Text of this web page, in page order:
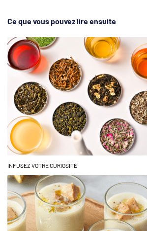
Ce que vous pouvez lire ensuite
INFUSEZ VOTRE CURIOSITÉ